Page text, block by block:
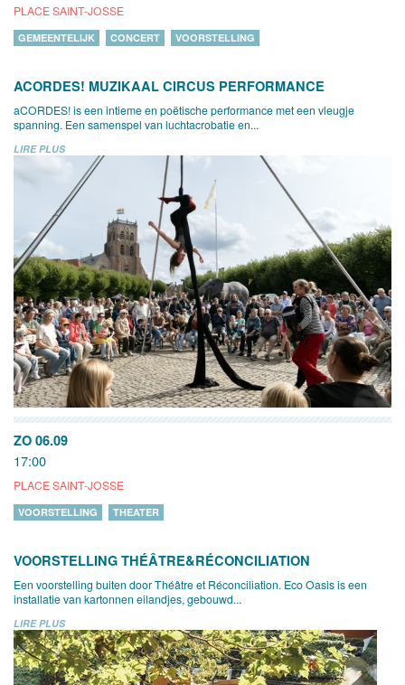
PLACE SAINT-JOSSE
GEMEENTELIJK CONCERT VOORSTELLING
ACORDES! MUZIKAAL CIRCUS PERFORMANCE
aCORDES! is een intieme en poëtische performance met een vleugje
spanning. Een samenspel van luchtacrobatie en...
LIRE PLUS
ZO 06.09
17:00
PLACE SAINT-JOSSE
VOORSTELLING THEATER
VOORSTELLING THÉÂTRE&RÉCONCILIATION
Een voorstelling buiten door Théâtre et Réconciliation. Eco Oasis is een
installatie van kartonnen eilandjes, gebouwd...
LIRE PLUS